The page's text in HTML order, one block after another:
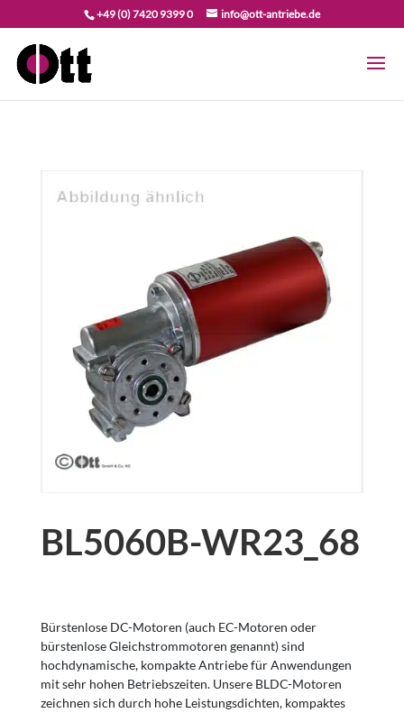
+49 (0) 7420 9399 0 info@ott-antriebe.de
BL5060B-WR23_68
Bürstenlose DC-Motoren (auch EC-Motoren oder
bürstenlose Gleichstrommotoren genannt) sind
hochdynamische, kompakte Antriebe für Anwendungen
mit sehr hohen Betriebszeiten. Unsere BLDC-Motoren
zeichnen sich durch hohe Leistungsdichten, kompaktes